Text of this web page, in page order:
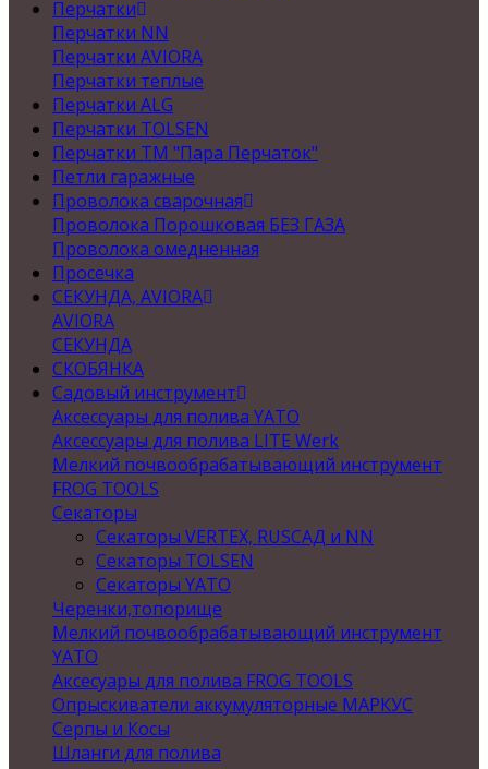
Перчатки
Перчатки NN
Перчатки AVIORA
Перчатки теплые
Перчатки ALG
Перчатки TOLSEN
Перчатки ТМ "Пара Перчаток"
Петли гаражные
Проволока сварочная
Проволока Порошковая БЕЗ ГАЗА
Проволока омедненная
Просечка
СЕКУНДА, AVIORA
AVIORA
СЕКУНДА
СКОБЯНКА
Садовый инструмент
Аксессуары для полива YATO
Аксессуары для полива LITE Werk
Мелкий почвообрабатывающий инструмент
FROG TOOLS
Секаторы
Секаторы VERTEX, RUSСАД и NN
Секаторы TOLSEN
Секаторы YATO
Черенки,топорище
Мелкий почвообрабатывающий инструмент
YATO
Аксесуары для полива FROG TOOLS
Опрыскиватели аккумуляторные МАРКУС
Серпы и Косы
Шланги для полива